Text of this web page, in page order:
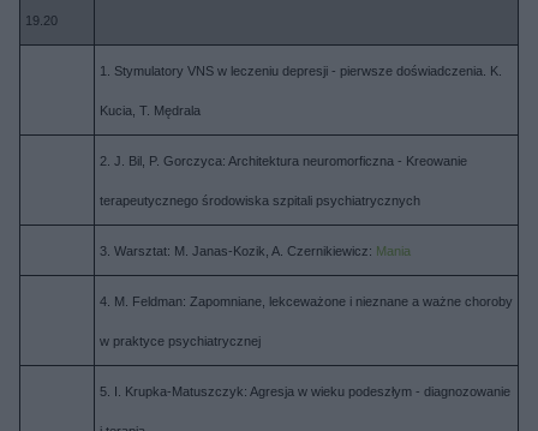
19.20
1. Stymulatory VNS w leczeniu depresji - pierwsze doświadczenia. K.
Kucia, T. Mędrala
2. J. Bil, P. Gorczyca: Architektura neuromorficzna - Kreowanie
terapeutycznego środowiska szpitali psychiatrycznych
3. Warsztat: M. Janas-Kozik, A. Czernikiewicz: Mania
4. M. Feldman: Zapomniane, lekceważone i nieznane a ważne choroby
w praktyce psychiatrycznej
5. I. Krupka-Matuszczyk: Agresja w wieku podeszłym - diagnozowanie